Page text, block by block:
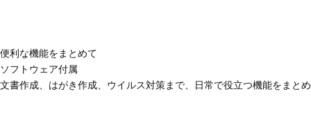
便利な機能をまとめて
ソフトウェア付属
文書作成、はがき作成、ウイルス対策まで、日常で役立つ機能をまと